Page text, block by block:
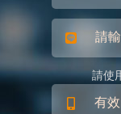
請
請使
有